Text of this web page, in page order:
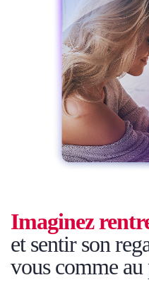
Imaginez
et sentir son
vous comme